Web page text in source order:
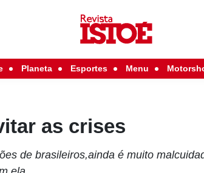
Planeta Esportes Menu
as crises
de brasileiros,ainda é muito